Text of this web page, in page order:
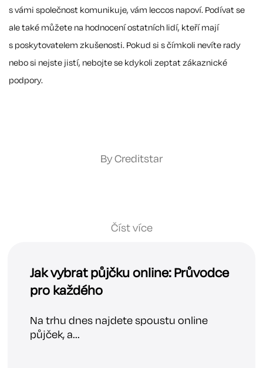
s vámi společnost komunikuje, vám leccos napoví. Podívat se
ale také můžete na hodnocení ostatních lidí, kteří mají
s poskytovatelem zkušenosti. Pokud si s čímkoli nevíte rady
nebo si nejste jistí, nebojte se kdykoli zeptat zákaznické
podpory.
By Creditstar
Číst více
Jak vybrat půjčku online: Průvodce
pro každého
Na trhu dnes najdete spoustu online
půjček, a...